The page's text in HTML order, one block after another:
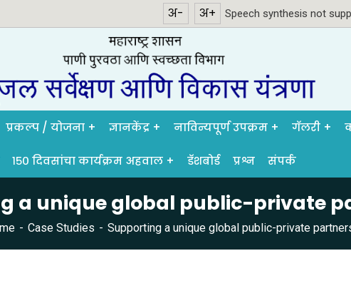
प्रकल्प / योजना ज्ञानकेंद्र नाविन्यपूर्ण उपक्रम गॅलरी
१५० दिवसांचा कार्यक्रम अहवाल डॅशबोर्ड प्रश्न संपर्क
a unique global public-private
Case Studies Supporting a unique global public-private
अ- अ+ Speech synthesis not